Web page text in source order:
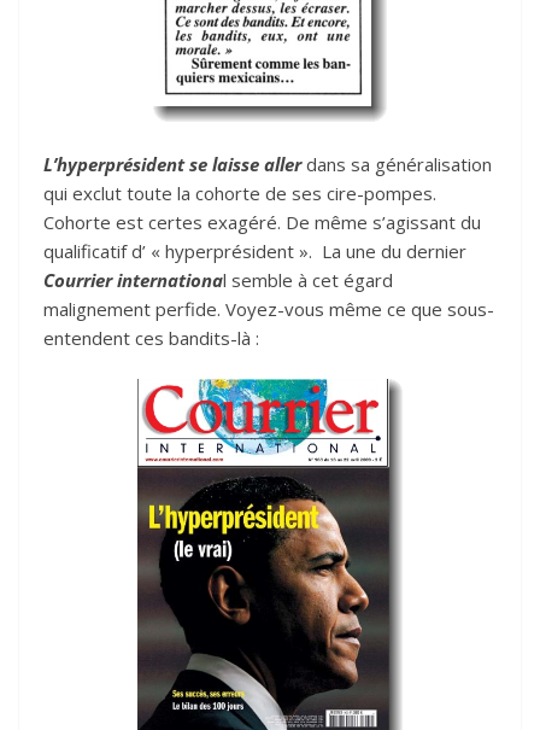
L’hyperprésident se laisse allerdans sa généralisation
qui exclut toute la cohorte de ses cire-pompes.
Cohorte est certes exagéré. De même s’agissant du
qualificatif d’ « hyperprésident ». La une du dernier
Courrier international semble à cet égard
malignement perfide. Voyez-vous même ce que sous-
entendent ces bandits-là :